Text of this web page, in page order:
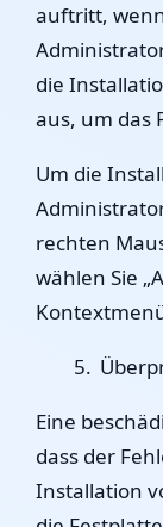
auftritt,
die
aus, um das
Um die
rechten
wählen Sie
Eine
dass der
Installation